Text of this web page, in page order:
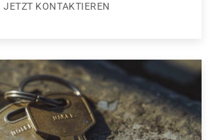
JETZT KONTAKTIEREN